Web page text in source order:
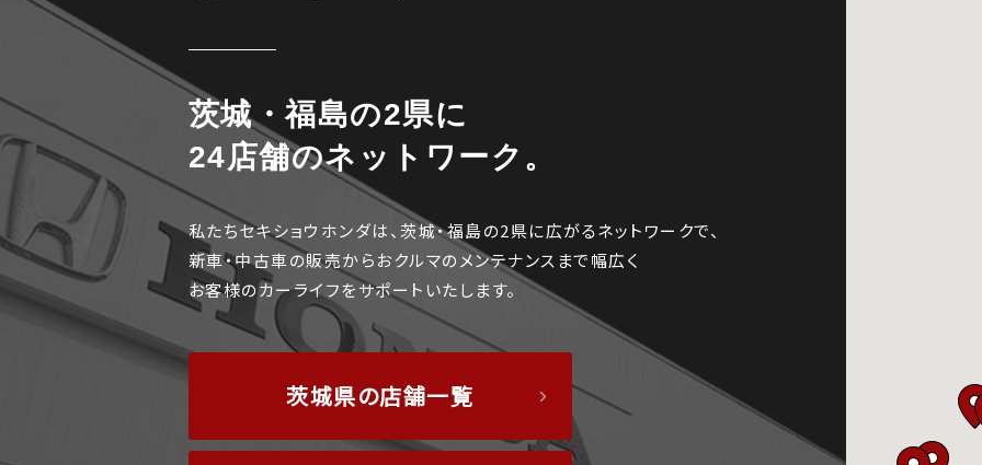
茨城・福島の2県に
24店舗のネットワーク。
私たちセキショウホンダは、茨城・福島の2県に広がるネットワークで、
新車・中古車の販売からおクルマのメンテナンスまで幅広く
お客様のカーライフをサポートいたします。
茨城県の店舗一覧